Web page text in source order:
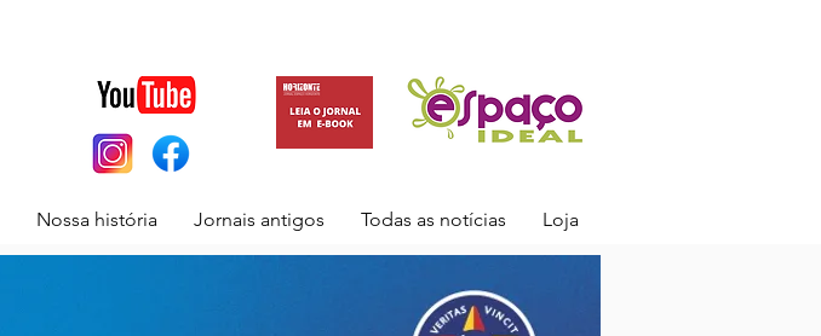
Nossa história Jornais antigos Todas as notícias Loja